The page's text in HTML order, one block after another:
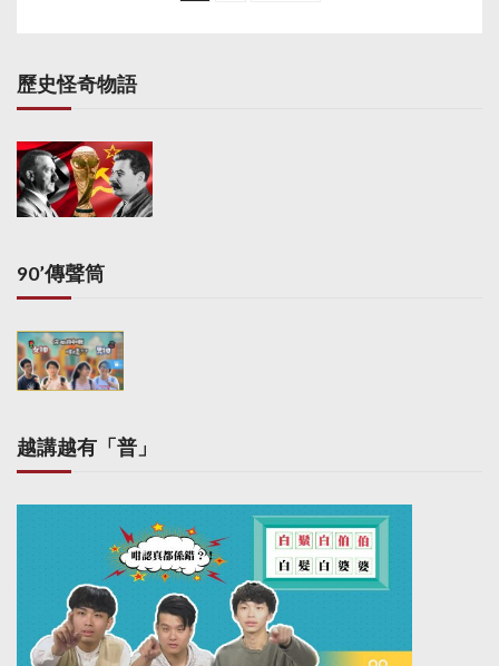
s
p
a
g
i
a
t
i
o
n
歷史怪奇物語
90’傳聲筒
越講越有「普」